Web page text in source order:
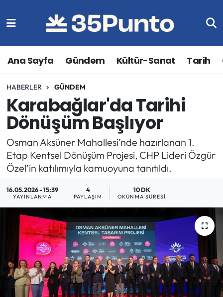
Ana Sayfa Gündem Kültür-Sanat Tarih
HABERLER GÜNDEM
Karabağlar'da Tarihi
Dönüşüm Başlıyor
Osman Aksüner Mahallesi’nde hazırlanan 1.
Etap Kentsel Dönüşüm Projesi, CHP Lideri Özgür
Özel’in katılımıyla kamuoyuna tanıtıldı.
16.05.2026 - 15:39
YAYINLANMA
4
PAYLAŞIM
10 DK
OKUNMA SÜRESI